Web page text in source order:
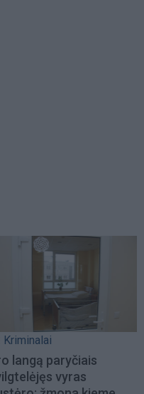
Kriminalai
langą paryčiais
vyras